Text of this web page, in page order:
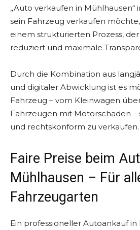
„Auto verkaufen in Mühlhausen“
sein Fahrzeug verkaufen
einem strukturierten Prozess,
reduziert und maximale
Durch die Kombination aus
und digitaler Abwicklung ist es
Fahrzeug – vom Kleinwagen
Fahrzeugen mit Motorschaden –
und rechtskonform zu verkaufen.
Faire Preise beim
Mühlhausen – Für
Fahrzeugarten
Ein professioneller Autoankauf